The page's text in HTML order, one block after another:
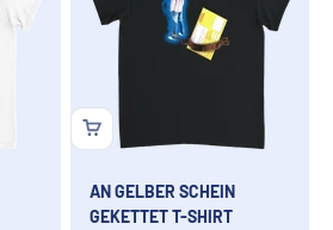
AN GELBER SCHEIN
GEKETTET T-SHIRT